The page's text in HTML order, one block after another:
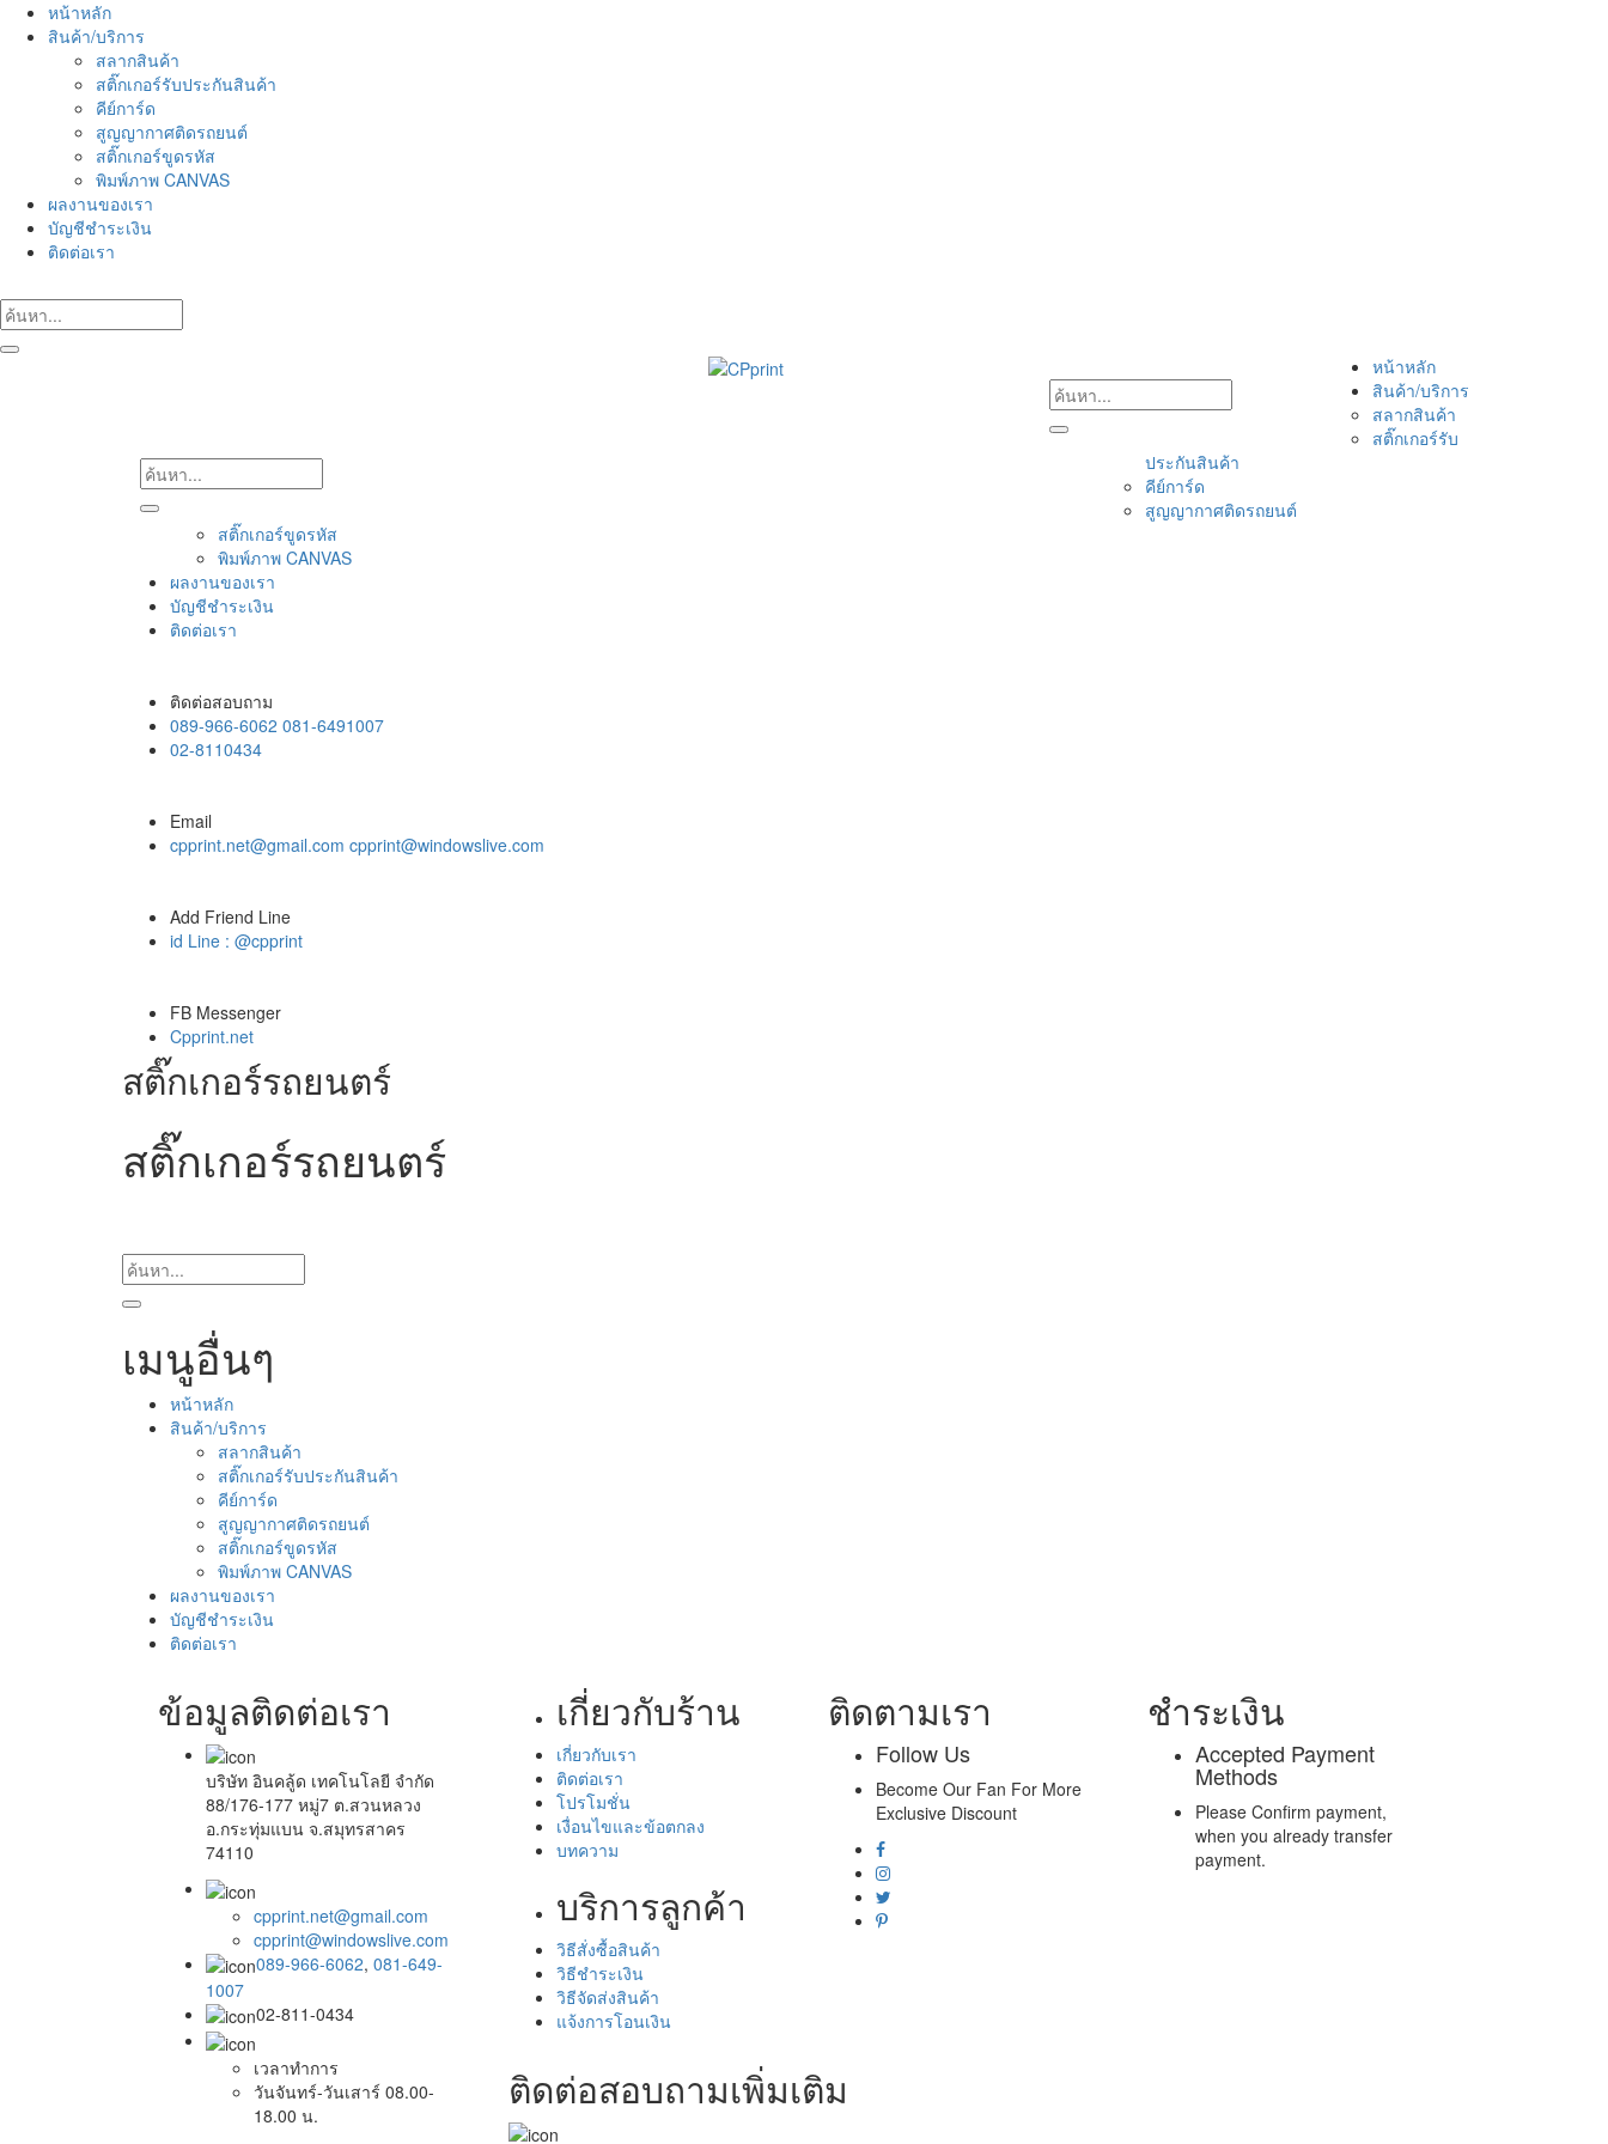
Skip
หน้าหลัก
สินค้า/บริการ
สลากสินค้า
สติ๊กเกอร์รับประกันสินค้า
คีย์การ์ด
สูญญากาศติดรถยนต์
สติ๊กเกอร์ขูดรหัส
พิมพ์ภาพ CANVAS
ผลงานของเรา
บัญชีชำระเงิน
ติดต่อเรา
หน้าหลัก
สินค้า/บริการ
สลากสินค้า
สติ๊กเกอร์รับ
ประกันสินค้า
คีย์การ์ด
สูญญากาศติดรถยนต์
สติ๊กเกอร์ขูดรหัส
พิมพ์ภาพ CANVAS
ผลงานของเรา
บัญชีชำระเงิน
ติดต่อเรา
ติดต่อสอบถาม
089-966-6062 081-6491007
02-8110434
Email
cpprint.net@gmail.com cpprint@windowslive.com
Add Friend Line
id Line : @cpprint
FB Messenger
Cpprint.net
สติ๊กเกอร์รถยนตร์
สติ๊กเกอร์รถยนตร์
เมนูอื่นๆ
หน้าหลัก
สินค้า/บริการ
สลากสินค้า
สติ๊กเกอร์รับประกันสินค้า
คีย์การ์ด
สูญญากาศติดรถยนต์
สติ๊กเกอร์ขูดรหัส
พิมพ์ภาพ CANVAS
ผลงานของเรา
บัญชีชำระเงิน
ติดต่อเรา
ข้อมูลติดต่อเรา
บริษัท อินคลู้ด เทคโนโลยี จำกัด
88/176-177 หมู่7 ต.สวนหลวง
อ.กระทุ่มแบน จ.สมุทรสาคร
74110
cpprint.net@gmail.com
cpprint@windowslive.com
089-966-6062, 081-649-
1007
02-811-0434
เวลาทำการ
วันจันทร์-วันเสาร์ 08.00-
18.00 น.
เกี่ยวกับร้าน
เกี่ยวกับเรา
ติดต่อเรา
โปรโมชั่น
เงื่อนไขและข้อตกลง
บทความ
บริการลูกค้า
วิธีสั่งซื้อสินค้า
วิธีชำระเงิน
วิธีจัดส่งสินค้า
แจ้งการโอนเงิน
ติดตามเรา
Follow Us
Become Our Fan For More
Exclusive Discount
ชำระเงิน
Accepted Payment
Methods
Please Confirm payment,
when you already transfer
payment.
ติดต่อสอบถามเพิ่มเติม